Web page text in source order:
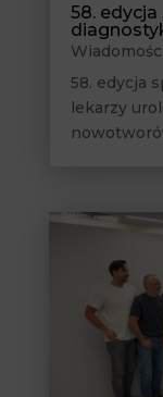
58.
58. edycja
lekarzy